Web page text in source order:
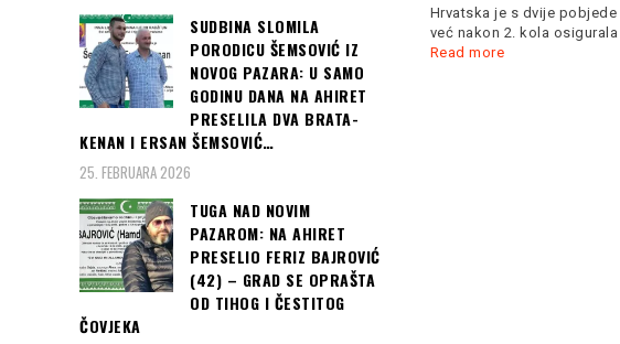
BEOGRAD- Inicijativa mladih
za ljudska prava održat će
komemorativni skupRead
Hrvatska je s dvije pobjede
već nakon 2. kola osigurala
Read more
SUDBINA SLOMILA
PORODICU ŠEMSOVIĆ IZ
NOVOG PAZARA: U SAMO
GODINU DANA NA AHIRET
PRESELILA DVA BRATA-
KENAN I ERSAN ŠEMSOVIĆ…
25. FEBRUARA 2026
TUGA NAD NOVIM
PAZAROM: NA AHIRET
PRESELIO FERIZ BAJROVIĆ
(42) – GRAD SE OPRAŠTA
OD TIHOG I ČESTITOG
ČOVJEKA